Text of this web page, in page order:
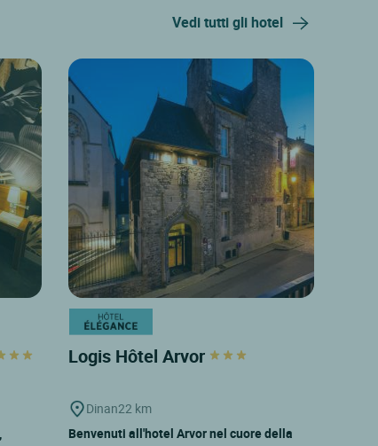
Vedi tutti gli hotel
Logis Hôtel Arvor
Dinan22 km
Benvenuti all'hotel Arvor nel cuore della